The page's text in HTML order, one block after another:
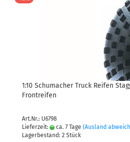
1:10 Schumacher Truck Reifen
Frontreifen
Art.Nr.: U6798
Lieferzeit:
ca. 7 Tage (Ausland
Lagerbestand: 2 Stück